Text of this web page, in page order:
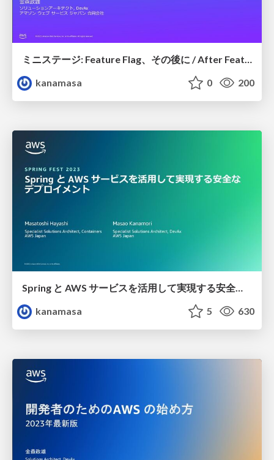
ミニステージ: Feature Flag、その後に / After Feature Flag
kanamasa
0 200
Spring と AWS サービスを活用して実現する安全なデプロイメント / How to launch safely using Spring and AWS services
kanamasa
5 630